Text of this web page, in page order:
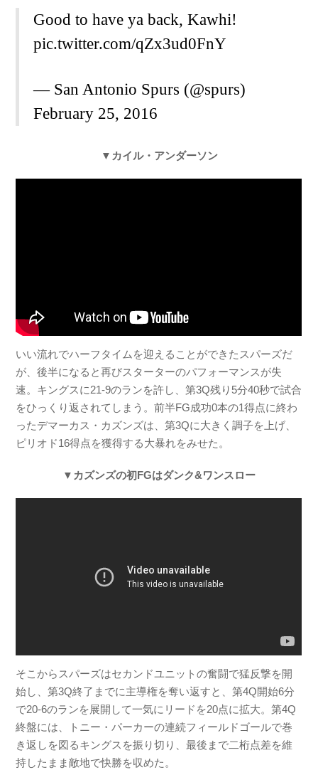
Good to have ya back, Kawhi!
pic.twitter.com/qZx3ud0FnY
— San Antonio Spurs (@spurs)
February 25, 2016
▼カイル・アンダーソン
いい流れでハーフタイムを迎えることができたスパーズだ
が、後半になると再びスターターのパフォーマンスが失
速。キングスに21-9のランを許し、第3Q残り5分40秒で試合
をひっくり返されてしまう。前半FG成功0本の1得点に終わ
ったデマーカス・カズンズは、第3Qに大きく調子を上げ、
ピリオド16得点を獲得する大暴れをみせた。
▼カズンズの初FGはダンク&ワンスロー
そこからスパーズはセカンドユニットの奮闘で猛反撃を開
始し、第3Q終了までに主導権を奪い返すと、第4Q開始6分
で20-6のランを展開して一気にリードを20点に拡大。第4Q
終盤には、トニー・パーカーの連続フィールドゴールで巻
き返しを図るキングスを振り切り、最後まで二桁点差を維
持したまま敵地で快勝を収めた。